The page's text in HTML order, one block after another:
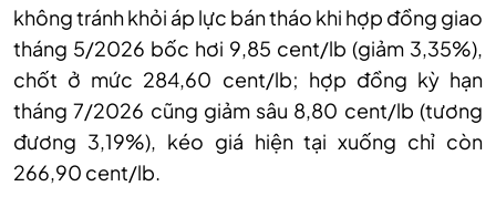
không tránh khỏi áp lực bán tháo khi hợp đồng giao
tháng 5/2026 bốc hơi 9,85 cent/lb (giảm 3,35%),
chốt ở mức 284,60 cent/lb; hợp đồng kỳ hạn
tháng 7/2026 cũng giảm sâu 8,80 cent/lb (tương
đương 3,19%), kéo giá hiện tại xuống chỉ còn
266,90 cent/lb.